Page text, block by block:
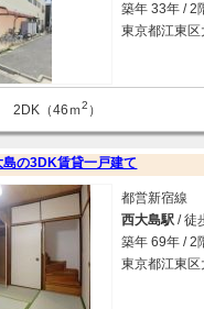
築年 33年 / 2
東京都江東区
2DK（46ｍ2 ）
島の3DK賃貸一戸建て
都営新宿線
西大島駅 / 徒
築年 69年 / 2
東京都江東区